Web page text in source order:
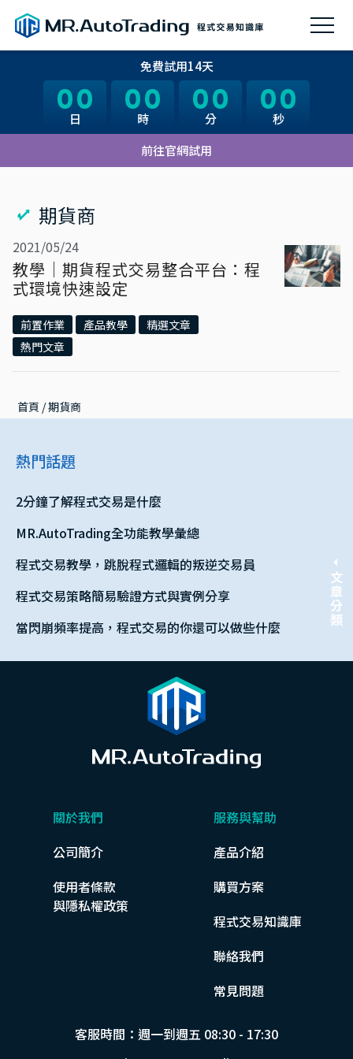
00
日 00
時 00
分 00
秒
前往官網試用
免費試用14天
00
日 00
時 00
分 00
秒
期貨商
2021/05/24
教學｜期貨程式交易整合平台：程
式環境快速設定
前置作業 產品教學
精選文章
熱門文章
首頁 / 期貨商
熱門話題
2分鐘了解程式交易是什麼
MR.AutoTrading全功能教學彙總
程式交易教學，跳脫程式邏輯的叛逆交易員
程式交易策略簡易驗證方式與實例分享
當閃崩頻率提高，程式交易的你還可以做些什麼
關於我們
公司簡介
使用者條款
與隱私權政策
服務與幫助
產品介紹
購買方案
程式交易知識庫
聯絡我們
常見問題
客服時間：週一到週五 08:30 - 17:30
文章分類